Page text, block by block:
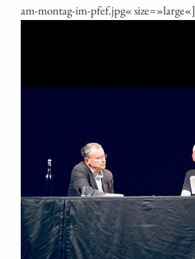
am-montag-im-pfef.jpg« size=»large«]